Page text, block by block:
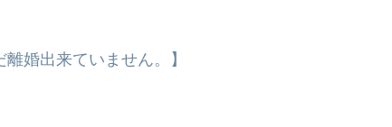
婚出来ていません。】